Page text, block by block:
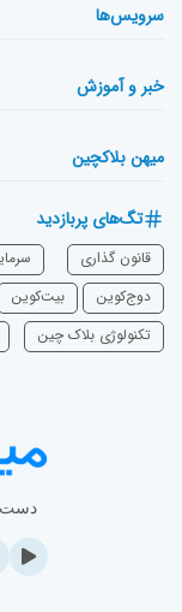
سرویس‌ها
خبر و آموزش
میهن بلاکچین
تگ‌های پربازدید
قانون گذاری
دوج‌کوین
بیت‌کوین
تکنولوژی بلاک چین
دست